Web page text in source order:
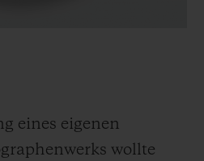
eines eigenen
wollte